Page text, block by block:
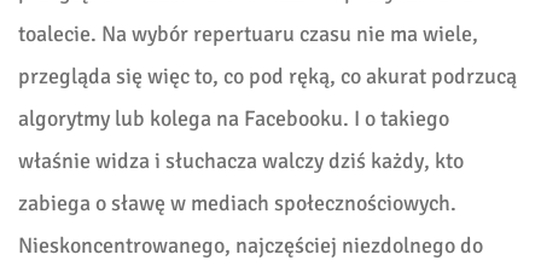
toalecie. Na wybór repertuaru czasu nie ma wiele,
przegląda się więc to, co pod ręką, co akurat podrzucą
algorytmy lub kolega na Facebooku. I o takiego
właśnie widza i słuchacza walczy dziś każdy, kto
zabiega o sławę w mediach społecznościowych.
Nieskoncentrowanego, najczęściej niezdolnego do